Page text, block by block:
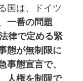
国は、ドイツ
一番の問題
律で定める緊
態が無制限に
事態宣言で、
人権を制限で